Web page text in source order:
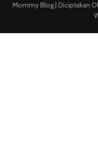
Mommy Blog | Diciptakan